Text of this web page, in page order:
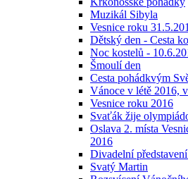
Muzikál Sibyla
Vesnice roku
Dětský den - Cesta
Noc kostelů -
Šmoulí den
Cesta pohádkvým
Vánoce v létě 2016,
Vesnice roku 2016
Svaťák žije
Oslava 2. místa
2016
Divadelní
Svatý Martin